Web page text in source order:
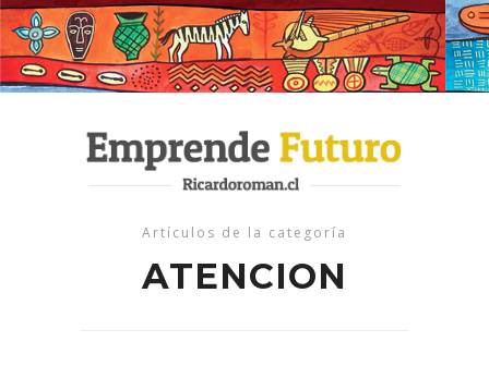
Artículos de la categoría
ATENCION